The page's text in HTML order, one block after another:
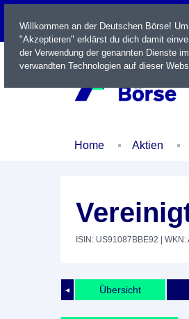
LIVE
Home Aktien
ISIN: US91087BBE92 |
◄ Übersicht
Willkommen an der Deutschen Börse!
"Akzeptieren" erklärst du dich damit
der Verwendung der genannten Dienste
verwandten Technologien auf dieser